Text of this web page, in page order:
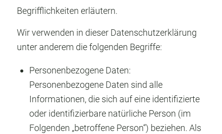
Begrifflichkeiten erläutern.
Wir verwenden in dieser Datenschutzerklärung
unter anderem die folgenden Begriffe:
Personenbezogene Daten:
Personenbezogene Daten sind alle
Informationen, die sich auf eine identifizierte
oder identifizierbare natürliche Person (im
Folgenden „betroffene Person“) beziehen. Als